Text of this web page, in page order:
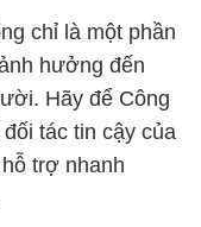
chỉ là một phần
hưởng đến
Hãy để Công
tác tin cậy của
trợ nhanh